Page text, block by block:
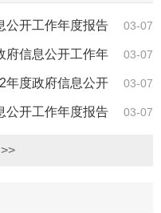
03-07
公开工作年度报告
03-07
府信息公开工作年
03-07
年度政府信息公开
03-07
公开工作年度报告